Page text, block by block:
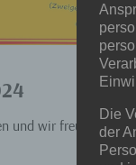
und wir freuen uns
Die
der